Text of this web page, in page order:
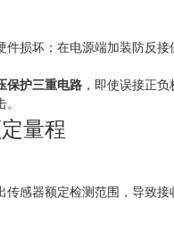
损坏；在电源端加装防反接
保护三重电路 ，即使误接正
量程
感器额定检测范围，导致